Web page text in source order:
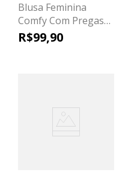
Blusa Feminina
Comfy Com Pregas
Marialícia Verde
R$99,90